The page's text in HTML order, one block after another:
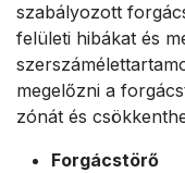
szabályozott
felületi hibákat és
megelőzni a
zónát és
Forgácstörő